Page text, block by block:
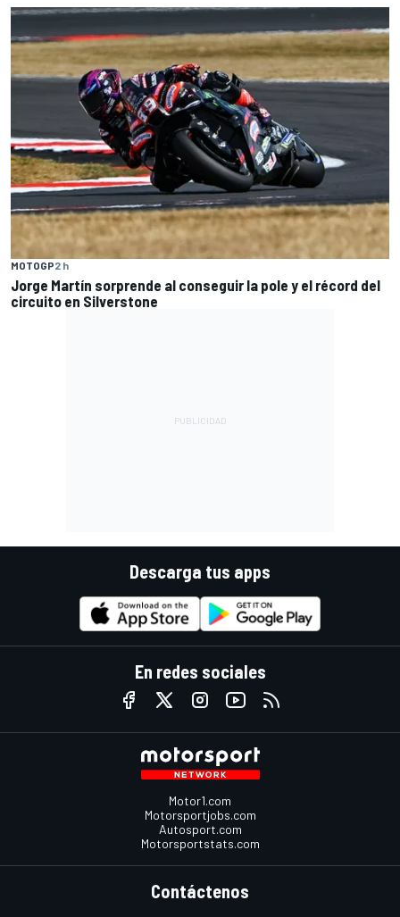
MOTOGP2 h
Jorge Martín sorprende al conseguir la pole y el récord del
circuito en Silverstone
Descarga tus apps
En redes sociales
Motor1.com
Motorsportjobs.com
Autosport.com
Motorsportstats.com
Contáctenos